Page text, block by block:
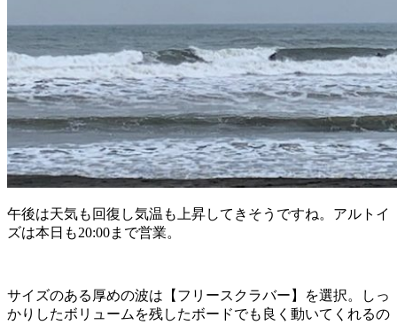
午後は天気も回復し気温も上昇してきそうですね。アルトイ
ズは本日も20:00まで営業。
サイズのある厚めの波は【フリースクラバー】を選択。しっ
かりしたボリュームを残したボードでも良く動いてくれるの